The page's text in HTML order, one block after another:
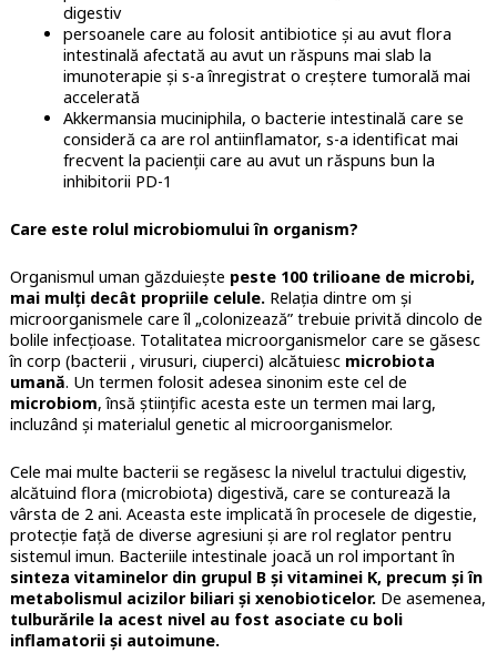
digestiv
persoanele care au folosit antibiotice și au avut flora
intestinală afectată au avut un răspuns mai slab la
imunoterapie și s-a înregistrat o creștere tumorală mai
accelerată
Akkermansia muciniphila, o bacterie intestinală care se
consideră ca are rol antiinflamator, s-a identificat mai
frecvent la pacienții care au avut un răspuns bun la
inhibitorii PD-1
Care este rolul microbiomului în organism?
Organismul uman găzduiește peste 100 trilioane de microbi,
mai mulți decât propriile celule.Relația dintre om și
microorganismele care îl „colonizează” trebuie privită dincolo de
bolile infecțioase. Totalitatea microorganismelor care se găsesc
în corp (bacterii , virusuri, ciuperci) alcătuiesc microbiota
umană. Un termen folosit adesea sinonim este cel de
microbiom, însă științific acesta este un termen mai larg,
incluzând și materialul genetic al microorganismelor.
Cele mai multe bacterii se regăsesc la nivelul tractului digestiv,
alcătuind flora (microbiota) digestivă, care se conturează la
vârsta de 2 ani. Aceasta este implicată în procesele de digestie,
protecție față de diverse agresiuni și are rol reglator pentru
sistemul imun. Bacteriile intestinale joacă un rol important în
sinteza vitaminelor din grupul B și vitaminei K, precum și în
metabolismul acizilor biliari și xenobioticelor.De asemenea,
tulburările la acest nivel au fost asociate cu boli
inflamatorii și autoimune.